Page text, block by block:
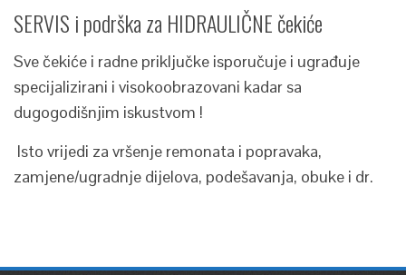
SERVIS i podrška za HIDRAULIČNE čekiće
Sve čekiće i radne priključke isporučuje i ugrađuje
specijalizirani i visokoobrazovani kadar sa
dugogodišnjim iskustvom !
Isto vrijedi za vršenje remonata i popravaka,
zamjene/ugradnje dijelova, podešavanja, obuke i dr.